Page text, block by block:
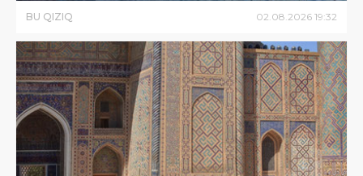
BU QIZIQ 02.08.2026 19:32